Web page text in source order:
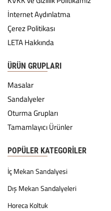
İnternet Aydınlatma
Çerez Politikası
LETA Hakkında
ÜRÜN GRUPLARI
Masalar
Sandalyeler
Oturma Grupları
Tamamlayıcı Ürünler
POPÜLER KATEGORILER
İç Mekan Sandalyesi
Dış Mekan Sandalyeleri
Horeca Koltuk